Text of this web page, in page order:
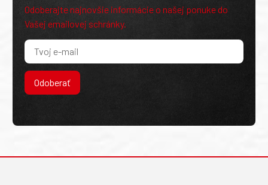
Odoberajte najnovšie informácie o našej ponuke do
Vašej emailovej schránky.
Odoberať